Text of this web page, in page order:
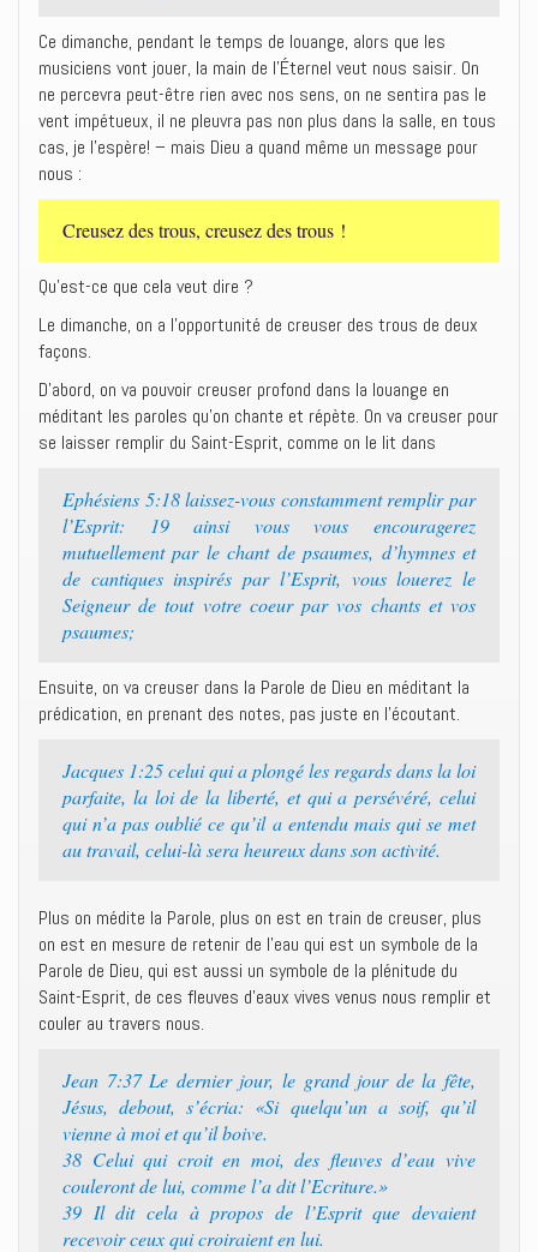
Ce dimanche, pendant le temps de louange, alors que les
musiciens vont jouer, la main de l’Éternel veut nous saisir. On
ne percevra peut-être rien avec nos sens, on ne sentira pas le
vent impétueux, il ne pleuvra pas non plus dans la salle, en tous
cas, je l’espère! – mais Dieu a quand même un message pour
nous :
Creusez des trous, creusez des trous !
Qu’est-ce que cela veut dire ?
Le dimanche, on a l’opportunité de creuser des trous de deux
façons.
D’abord, on va pouvoir creuser profond dans la louange en
méditant les paroles qu’on chante et répète. On va creuser pour
se laisser remplir du Saint-Esprit, comme on le lit dans
Ephésiens 5:18 laissez-vous constamment remplir par
l’Esprit: 19 ainsi vous vous encouragerez
mutuellement par le chant de psaumes, d’hymnes et
de cantiques inspirés par l’Esprit, vous louerez le
Seigneur de tout votre coeur par vos chants et vos
psaumes;
Ensuite, on va creuser dans la Parole de Dieu en méditant la
prédication, en prenant des notes, pas juste en l’écoutant.
Jacques 1:25 celui qui a plongé les regards dans la loi
parfaite, la loi de la liberté, et qui a persévéré, celui
qui n’a pas oublié ce qu’il a entendu mais qui se met
au travail, celui-là sera heureux dans son activité.
Plus on médite la Parole, plus on est en train de creuser, plus
on est en mesure de retenir de l’eau qui est un symbole de la
Parole de Dieu, qui est aussi un symbole de la plénitude du
Saint-Esprit, de ces fleuves d’eaux vives venus nous remplir et
couler au travers nous.
Jean 7:37 Le dernier jour, le grand jour de la fête,
Jésus, debout, s’écria: «Si quelqu’un a soif, qu’il
vienne à moi et qu’il boive.
38 Celui qui croit en moi, des fleuves d’eau vive
couleront de lui, comme l’a dit l’Ecriture.»
39 Il dit cela à propos de l’Esprit que devaient
recevoir ceux qui croiraient en lui.